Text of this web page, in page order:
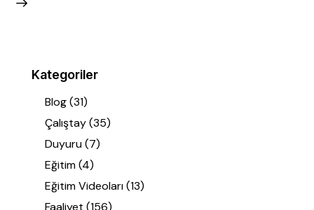
Kategoriler
Blog(31)
Çalıştay(35)
Duyuru(7)
Eğitim(4)
Eğitim Videoları(13)
Faaliyet (156)